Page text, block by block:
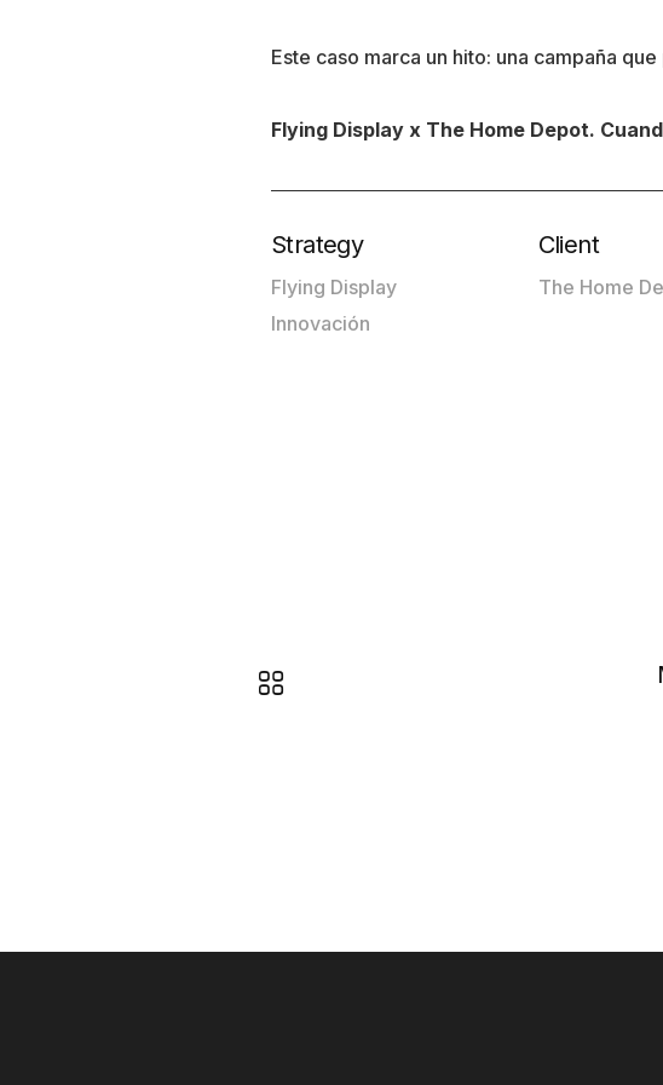
Este caso marca un hito: una campaña
Flying Display x The Home Depot.
Strategy
Flying Display
Innovación
Client
The Home